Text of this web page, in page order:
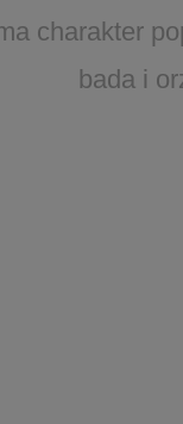
charakter
bada i